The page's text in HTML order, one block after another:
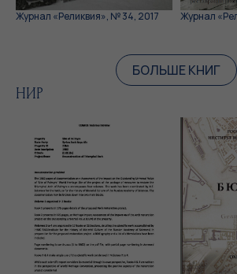
Журнал «Реликвия», № 34, 2017 Журнал
БОЛЬШЕ КНИГ
НИР